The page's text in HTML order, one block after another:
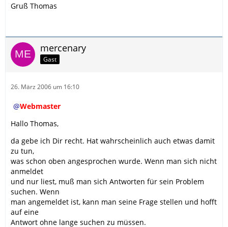
Gruß Thomas
mercenary
Gast
26. März 2006 um 16:10
Webmaster
Hallo Thomas,
da gebe ich Dir recht. Hat wahrscheinlich auch etwas damit
zu tun,
was schon oben angesprochen wurde. Wenn man sich nicht
anmeldet
und nur liest, muß man sich Antworten für sein Problem
suchen. Wenn
man angemeldet ist, kann man seine Frage stellen und hofft
auf eine
Antwort ohne lange suchen zu müssen.